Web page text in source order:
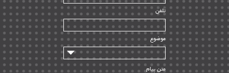
راه اندازی | ۹
سازندگان و تامین کنندگان | ۱۰
تامین مالی و سرمایه گذاری | ۳۲
ماشین آلات
مدیریت پروژه
تلفن
موضوع
متن پیام